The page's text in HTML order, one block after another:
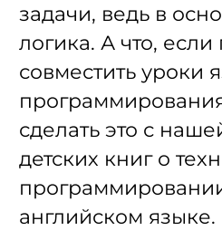
задачи, ведь в
логика. А что,
совместить уроки
сделать это с
детских книг о
английском языке.